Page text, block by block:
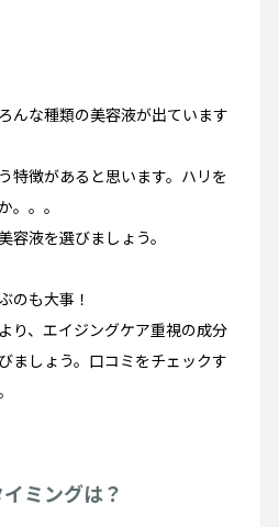
んな種類の美容液が出ています
特徴があると思います。ハリを
。。。
容液を選びましょう。
のも大事！
、 エイジングケア重視の成分
ましょう。口コミをチェックす
ミングは？